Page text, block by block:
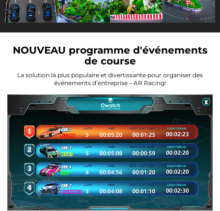
NOUVEAU programme d'événements
de course
La solution la plus populaire et divertissante pour organiser des
événements d’entreprise – AR Racing!